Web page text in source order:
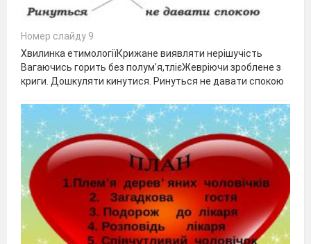
Номер слайду 9
Хвилинка етимологіїКрижане виявляти нерішучість
Вагаючись горить без полум’я,тлієЖевріючи зроблене з
криги. Дошкуляти кинутися. Ринуться не давати спокою